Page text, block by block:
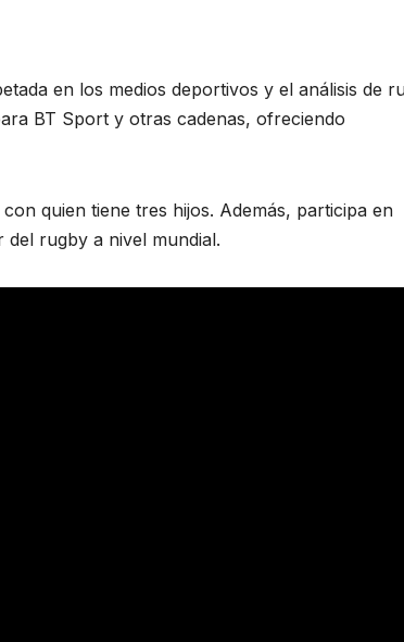
en los medios deportivos y el análisis de
BT Sport y otras cadenas, ofreciendo
quien tiene tres hijos. Además, participa en
del rugby a nivel mundial.